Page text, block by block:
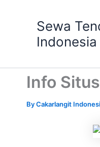
Sewa
Indonesia
Info
ByCakarlangit